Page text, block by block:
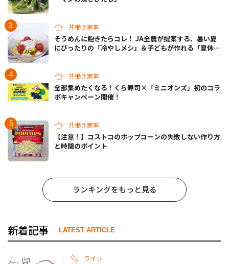
共働き家事
そうめんに飽きたらコレ！ JA全農が提案する、暑い夏
にぴったりの「冷やしメシ」＆子どもが作れる「夏休み
共働き家事
全部集めたくなる！くら寿司×「ミニオンズ」初のコラ
ボキャンペーン開催！
共働き家事
【注意！】コストコのポップコーンの失敗しない作り方
と時間のポイント
ランキングをもっと見る
新着記事 LATEST ARTICLE
ライフ